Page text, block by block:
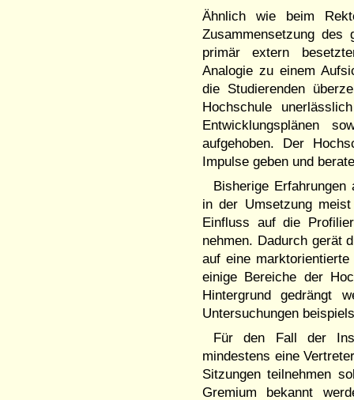
Ähnlich wie beim
Zusammensetzung des
primär extern
Analogie zu einem
die Studierenden
Hochschule
Entwicklungsplänen
aufgehoben. Der
Impulse geben und
Bisherige
in der Umsetzung
Einfluss auf die
nehmen. Dadurch gerät
auf eine
einige Bereiche der
Hintergrund gedrängt
Untersuchungen
Für den Fall der
mindestens eine
Sitzungen teilnehmen
Gremium bekannt